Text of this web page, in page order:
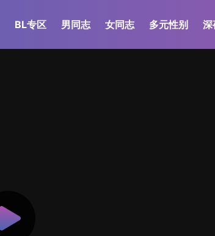
BL专区 男同志 女同志 多元性别 深